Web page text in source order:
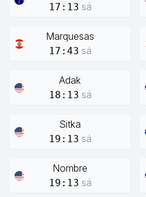
17:13 sá
Marquesas
17:43 sá
Adak
18:13 sá
Sitka
19:13 sá
Nombre
19:13 sá